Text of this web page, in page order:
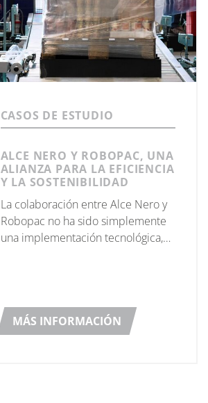
CASOS DE ESTUDIO
ALCE NERO Y ROBOPAC, UNA
ALIANZA PARA LA EFICIENCIA
Y LA SOSTENIBILIDAD
La colaboración entre Alce Nero y
Robopac no ha sido simplemente
una implementación tecnológica,
MÁS INFORMACIÓN